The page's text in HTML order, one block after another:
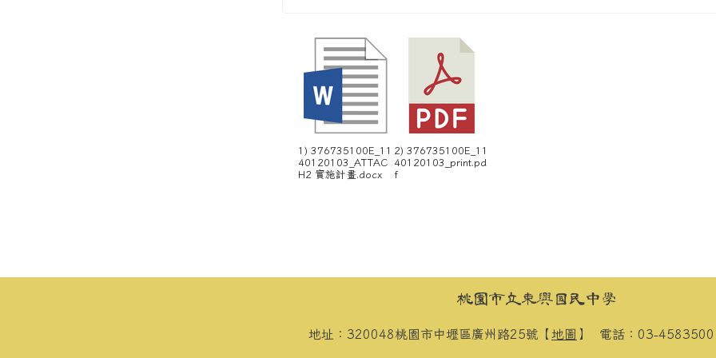
1) 376735100E_11
40120103_ATTAC
H2 實施計畫.docx
2) 376735100E_11
40120103_print.pd
f
桃園市立東興國民中學
地址：320048桃園市中壢區廣州路25號【 地圖 】 電話：03-4583500